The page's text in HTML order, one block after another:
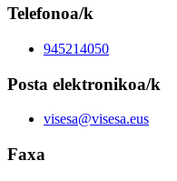
Telefonoa/k
945214050
Posta elektronikoa/k
visesa@visesa.eus
Faxa